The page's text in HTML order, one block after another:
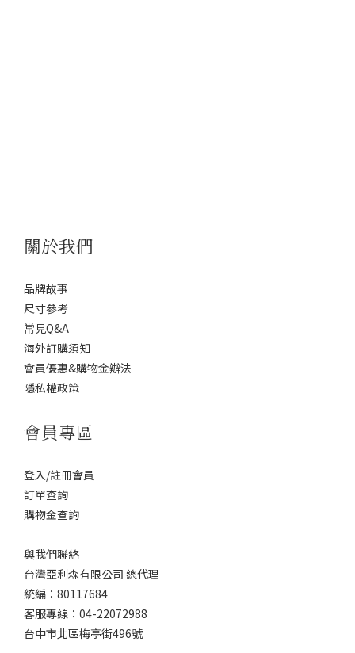
關於我們
品牌故事
尺寸參考
常見Q&A
海外訂購須知
會員優惠&購物金辦法
隱私權政策
會員專區
登入/註冊會員
訂單查詢
購物金查詢
與我們聯絡
台灣亞利森有限公司 總代理
統編：80117684
客服專線：04-22072988
台中市北區梅亭街496號